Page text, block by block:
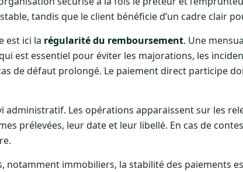
tandis que le client bénéficie d’un cadre clair
est ici la régularité du remboursement. Une
est essentiel pour éviter les majorations, les
de défaut prolongé. Le paiement direct participe
administratif. Les opérations apparaissent sur les
prélevées, leur date et leur libellé. En cas de
notamment immobiliers, la stabilité des paiements